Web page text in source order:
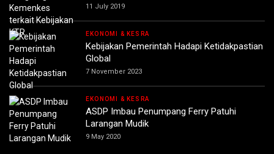
11 July 2019
EKONOMI & KESRA
Kebijakan Pemerintah Hadapi Ketidakpastian
Global
7 November 2023
EKONOMI & KESRA
ASDP Imbau Penumpang Ferry Patuhi
Larangan Mudik
9 May 2020